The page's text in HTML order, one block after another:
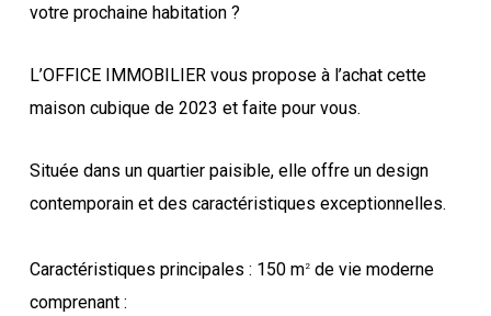
votre prochaine habitation ?
L’OFFICE IMMOBILIER vous propose à l’achat cette
maison cubique de 2023 et faite pour vous.
Située dans un quartier paisible, elle offre un design
contemporain et des caractéristiques exceptionnelles.
Caractéristiques principales : 150 m2de vie moderne
comprenant :